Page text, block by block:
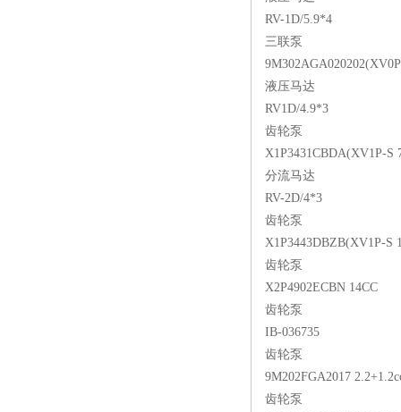
RV-1D/5.9*4
三联泵
液压马达
RV1D/4.9*3
齿轮泵
X1P3431CBDA(XV1P-S
分流马达
RV-2D/4*3
齿轮泵
X1P3443DBZB(XV1P-S
齿轮泵
X2P4902ECBN 14CC
齿轮泵
IB-036735
齿轮泵
9M202FGA2017
齿轮泵